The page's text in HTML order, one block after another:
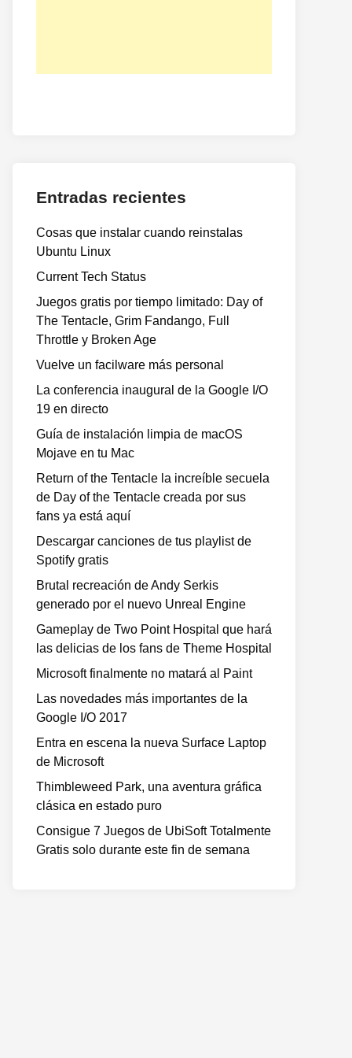
Entradas recientes
Cosas que instalar cuando reinstalas
Ubuntu Linux
Current Tech Status
Juegos gratis por tiempo limitado: Day of
The Tentacle, Grim Fandango, Full
Throttle y Broken Age
Vuelve un facilware más personal
La conferencia inaugural de la Google I/O
19 en directo
Guía de instalación limpia de macOS
Mojave en tu Mac
Return of the Tentacle la increíble secuela
de Day of the Tentacle creada por sus
fans ya está aquí
Descargar canciones de tus playlist de
Spotify gratis
Brutal recreación de Andy Serkis
generado por el nuevo Unreal Engine
Gameplay de Two Point Hospital que hará
las delicias de los fans de Theme Hospital
Microsoft finalmente no matará al Paint
Las novedades más importantes de la
Google I/O 2017
Entra en escena la nueva Surface Laptop
de Microsoft
Thimbleweed Park, una aventura gráfica
clásica en estado puro
Consigue 7 Juegos de UbiSoft Totalmente
Gratis solo durante este fin de semana